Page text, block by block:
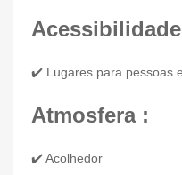
✔️ Lugares para pessoas
Atmosfera :
✔️ Acolhedor